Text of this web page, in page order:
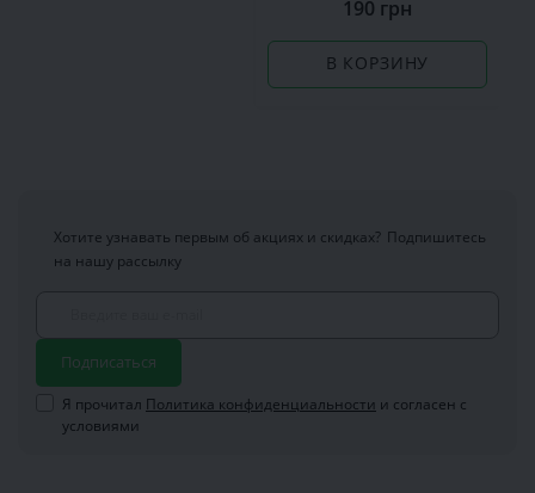
190 грн
В КОРЗИНУ
Хотите узнавать первым об акциях и скидках? Подпишитесь
на нашу рассылку
Подписаться
Я прочитал Политика конфиденциальности и согласен с
условиями